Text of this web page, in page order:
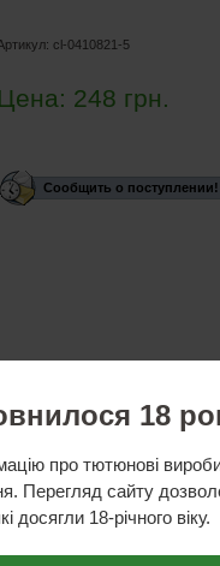
cl-0410821-5
Цена: 248 грн.
Сообщить о поступлении!
18
про тютюнові
Перегляд сайту
досягли 18-річного віку.